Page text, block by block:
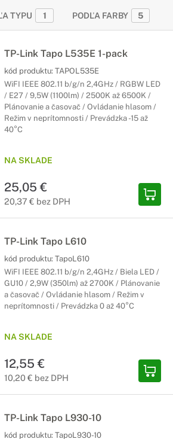
TYPU 1 PODĽA FARBY 5
TP-Link Tapo L535E 1-pack
kód produktu: TAPOL535E
WiFI IEEE 802.11 b/g/n 2,4GHz / RGBW LED
/ E27 / 9,5W (1100lm) / 2500K až 6500K /
Plánovanie a časovač / Ovládanie hlasom /
Režim v neprítomnosti / Prevádzka -15 až
40°C
NA SKLADE
25,05 €
20,37 € bez DPH
TP-Link Tapo L610
kód produktu: TapoL610
WiFI IEEE 802.11 b/g/n 2,4GHz / Biela LED /
GU10 / 2,9W (350lm) až 2700K / Plánovanie
a časovač / Ovládanie hlasom / Režim v
neprítomnosti / Prevádzka 0 až 40°C
NA SKLADE
12,55 €
10,20 € bez DPH
TP-Link Tapo L930-10
kód produktu: TapoL930-10